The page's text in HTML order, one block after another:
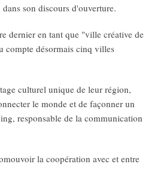
son discours d'ouverture.
dernier en tant que "ville créative de
compte désormais cinq villes
culturel unique de leur région,
le monde et de façonner un
responsable de la communication
la coopération avec et entre